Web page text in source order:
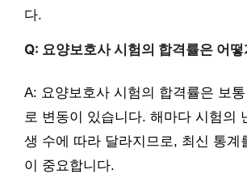
다.
Q: 요양보호사 시험의 합격률은 어
A: 요양보호사 시험의 합격률은 보
로 변동이 있습니다. 해마다 시험의
생 수에 따라 달라지므로, 최신 통계
이 중요합니다.